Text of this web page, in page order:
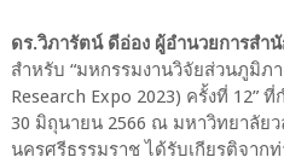
ดร.วิภารัตน์ ดีอ่อง ผู้อำนวยการสำ
สำหรับ “มหกรรมงานวิจัยส่วนภูมิภ
Research Expo 2023) ครั้งที่ 12”
30 มิถุนายน 2566 ณ มหาวิทยาลัย
นครศรีธรรมราช ได้รับเกียรติจาก